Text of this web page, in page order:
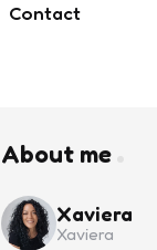
Contact
About me
Xaviera
Xaviera